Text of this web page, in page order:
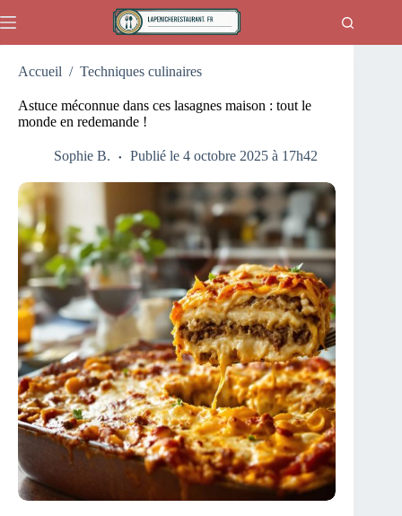
au
Accueil / Techniques culinaires
Astuce méconnue dans ces lasagnes maison : tout le
monde en redemande !
Sophie B. Publié le 4 octobre 2025 à 17h42